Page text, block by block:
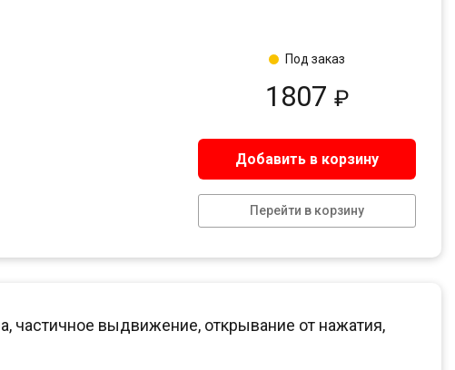
1807 ₽
Добавить в корзину
Перейти в корзину
Под заказ
выдвижение, открывание от нажатия,